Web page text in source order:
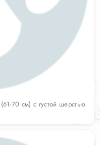
70 см) с густой шерстью